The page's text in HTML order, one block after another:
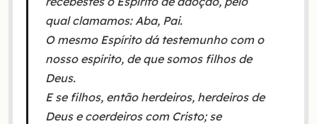
qual clamamos: Aba, Pai.
O mesmo Espírito dá testemunho com o
nosso espírito, de que somos filhos de
Deus.
E se filhos, então herdeiros, herdeiros de
Deus e coerdeiros com Cristo; se